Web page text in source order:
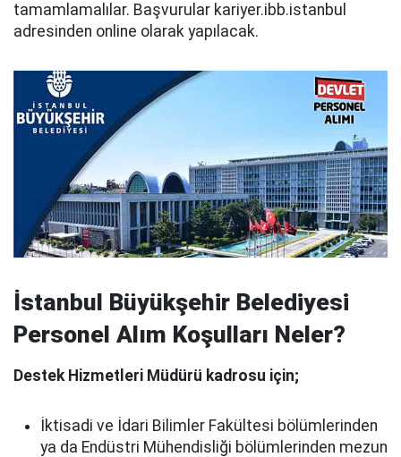
tamamlamalılar. Başvurular kariyer.ibb.istanbul
adresinden online olarak yapılacak.
İstanbul Büyükşehir Belediyesi
Personel Alım Koşulları Neler?
Destek Hizmetleri Müdürü kadrosu için;
İktisadi ve İdari Bilimler Fakültesi bölümlerinden
ya da Endüstri Mühendisliği bölümlerinden mezun